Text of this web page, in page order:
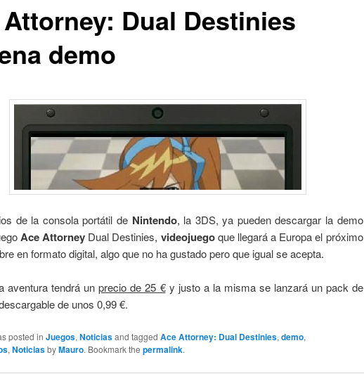
Dual Destinies
demo
de la consola portátil de Nintendo, la 3DS, ya pueden descargar la demo
Ace AttorneyDual Destinies, videojuegoque llegará a Europa el próximo
en formato digital, algo que no ha gustado pero que igual se acepta.
aventura tendrá unprecio de 25 €y justo a la misma se lanzará un pack de
de unos 0,99 €.
posted inJuegos,Noticiasand taggedAce Attorney: Dual Destinies,demo,
,NoticiasbyMauro. Bookmark thepermalink.